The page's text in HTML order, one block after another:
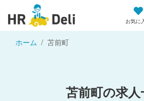
お気に
ホーム 苫前町
苫前町の求人